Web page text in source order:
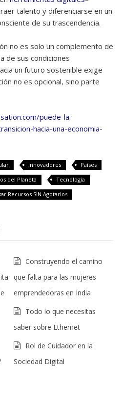
talento y diferenciarse en un
de su trascendencia.
no es solo un complemento de
de sus condiciones
un futuro sostenible exige
no es opcional, sino parte
puede-la-
hacia-una-economia-
Innovadores
Países
del Planeta
Tecnología
Recursos SIN Agotarlos
Construyendo el camino
que falta para las mujeres
emprendedoras en India
Todo lo que necesitas
saber sobre Ethernet
Rol de Cuidador en la
Sociedad Digital